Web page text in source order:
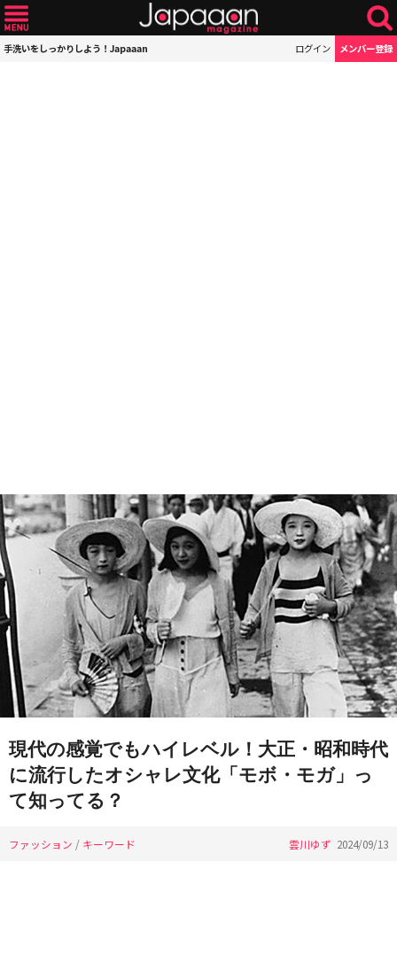
手洗いをしっかりしよう！Japaaan ログイン メンバー登録
現代の感覚でもハイレベル！大正・昭和時代
に流行したオシャレ文化「モボ・モガ」っ
て知ってる？
ファッション / キーワード 雲川ゆず 2024/09/13